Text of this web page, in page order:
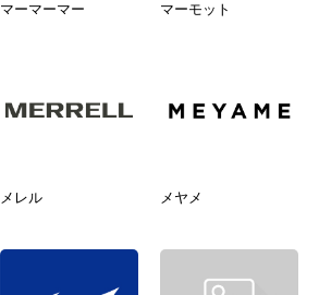
マーマーマー マーモット
メレル メヤメ